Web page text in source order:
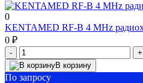
0
KENTAMED RF-B 4 MHz
0 ₽
-
+
В корзину
По запросу